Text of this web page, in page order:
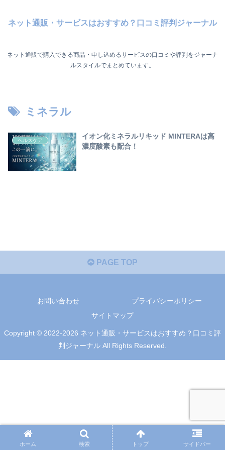
ネット通販・サービスはおすすめ？口コミ評判ジャーナル
ネット通販で購入できる商品・申し込めるサービスの口コミや評判をジャーナ
ルスタイルでまとめています。
ミネラル
ヘルスケア
イオン化ミネラルリキッド MINTERAは高
濃度酸素も配合！
PAGE TOP
お問い合わせ
プライバシーポリシー
サイトマップ
Copyright © 2022-2026 ネット通販・サービスはおすすめ？口コミ評
判ジャーナル All Rights Reserved.
ホーム 検索 トップ サイドバー